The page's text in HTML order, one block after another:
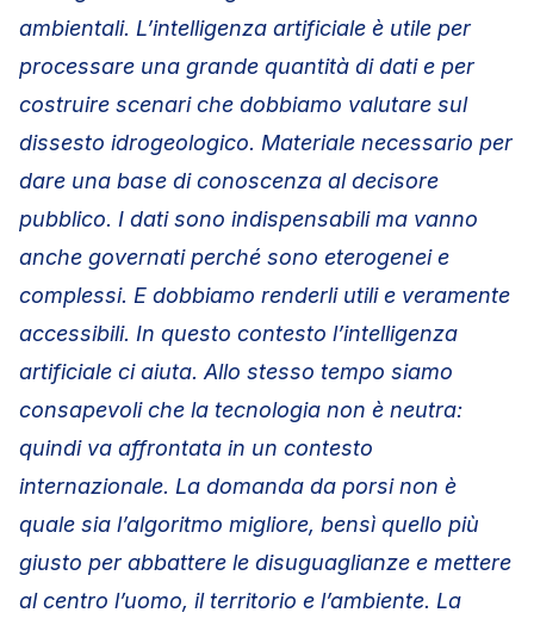
ambientali. L’intelligenza artificiale è utile per
processare una grande quantità di dati e per
costruire scenari che dobbiamo valutare sul
dissesto idrogeologico. Materiale necessario per
dare una base di conoscenza al decisore
pubblico. I dati sono indispensabili ma vanno
anche governati perché sono eterogenei e
complessi. E dobbiamo renderli utili e veramente
accessibili. In questo contesto l’intelligenza
artificiale ci aiuta. Allo stesso tempo siamo
consapevoli che la tecnologia non è neutra:
quindi va affrontata in un contesto
internazionale. La domanda da porsi non è
quale sia l’algoritmo migliore, bensì quello più
giusto per abbattere le disuguaglianze e mettere
al centro l’uomo, il territorio e l’ambiente. La